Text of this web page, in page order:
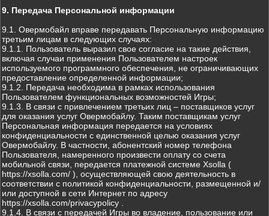
9. Передача Персональной информации
9.1. Овермобайл вправе передавать Персональную информацию
третьим лицам в следующих случаях:
9.1.1. Пользователь выразил свое согласие на такие действия,
включая случаи применения Пользователем настроек
используемого программного обеспечения, не ограничивающих
предоставление определенной информации;
9.1.2. Передача необходима в рамках использования
Пользователем функциональных возможностей Игры;
9.1.3. В связи с привлечением третьих лиц – поставщиков услуг
для оказания услуг Овермобайлу. Таким поставщикам услуг
Персональная информация передается на условиях
конфиденциальности с единственной целью оказания услуг
Овермобайлу. В частности, абонентский номер телефона
Пользователя, намеренного произвести оплату со счета
мобильной связи, передается платежной системе Xsolla (
https://xsolla.com/ ), осуществляющей свою деятельность в
соответствии с политикой конфиденциальности, размещенной и/
или доступной в сети Интернет по адресу
https://xsolla.com/privacypolicy .
9.1.4. В связи с передачей Игры во владение, пользование или